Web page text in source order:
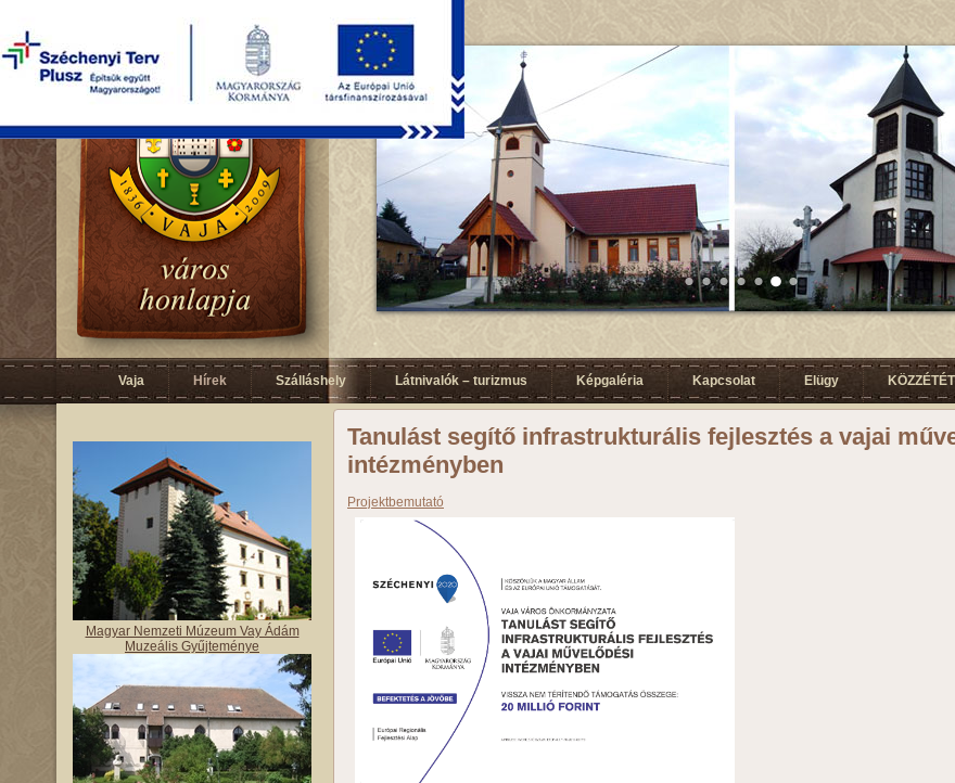
Vaja Hírek Szálláshely Látnivalók – turizmus Képgaléria Kapcsolat Elügy
Magyar Nemzeti Múzeum Vay Ádám
Muzeális Gyűjteménye
Tanulást segítő infrastrukturális fejlesztés a vajai
intézményben
Projektbemutató